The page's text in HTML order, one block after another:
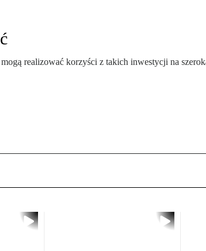
realizować korzyści z takich inwestycji na